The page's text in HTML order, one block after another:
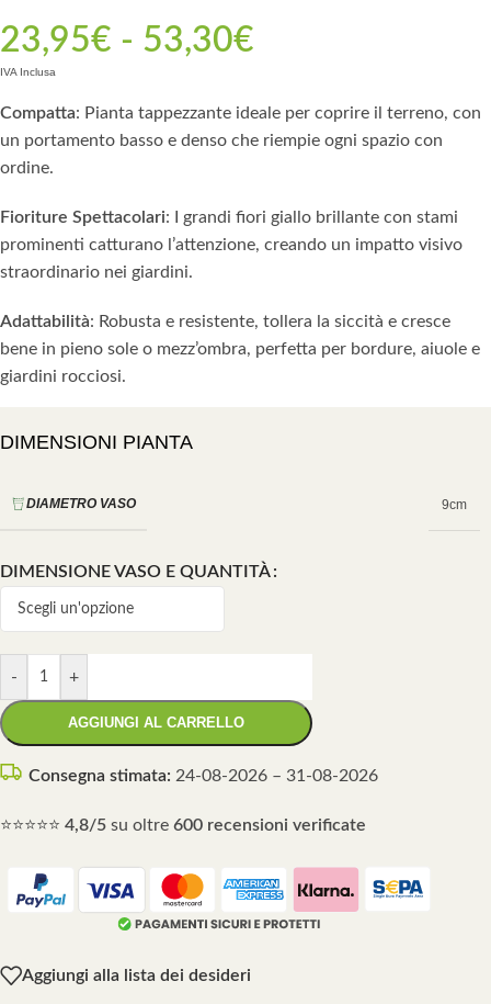
23,95€ - 53,30€
IVA Inclusa
Compatta: Pianta tappezzante ideale per coprire il terreno, con
un portamento basso e denso che riempie ogni spazio con
ordine.
Fioriture Spettacolari: I grandi fiori giallo brillante con stami
prominenti catturano l’attenzione, creando un impatto visivo
straordinario nei giardini.
Adattabilità: Robusta e resistente, tollera la siccità e cresce
bene in pieno sole o mezz’ombra, perfetta per bordure, aiuole e
giardini rocciosi.
DIMENSIONI PIANTA
DIAMETRO VASO 9cm
DIMENSIONE VASO E QUANTITÀ
- +
AGGIUNGI AL CARRELLO
Consegna stimata: 24-08-2026 – 31-08-2026
⭐⭐⭐⭐⭐ 4,8/5 su oltre 600 recensioni verificate
Aggiungi alla lista dei desideri